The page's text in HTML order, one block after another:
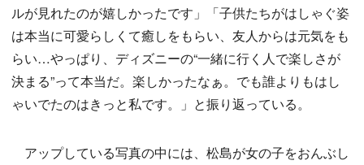
ルが見れたのが嬉しかったです」「子供たちがはしゃぐ姿
は本当に可愛らしくて癒しをもらい、友人からは元気をも
らい…やっぱり、ディズニーの“一緒に行く人で楽しさが
決まる”って本当だ。楽しかったなぁ。でも誰よりもはし
ゃいでたのはきっと私です。」と振り返っている。
アップしている写真の中には、松島が女の子をおんぶし